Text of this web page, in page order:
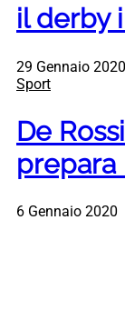
il derby
29 Gennaio 2020
Sport
De
prepara
6 Gennaio 2020